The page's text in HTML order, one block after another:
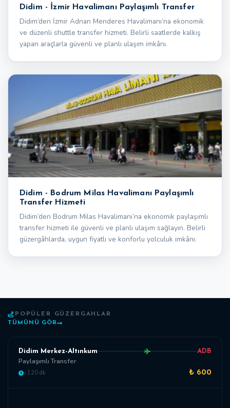
Didim - İzmir Havalimanı Paylaşımlı Transfer
Didim’den İzmir Adnan Menderes Havalimanı’na ekonomik
ve düzenli shuttle transfer hizmeti. Belirli saatlerde kalkış
yapan araçlarla güvenli ve planlı ulaşım imkânı.
Didim - Bodrum Milas Havalimanı Paylaşımlı
Transfer Hizmeti
Didim’den Bodrum Milas Havalimanı’na ekonomik paylaşımlı
transfer hizmeti ile güvenli ve planlı ulaşım sağlayın. Belirli
güzergâhlarda, uygun fiyatlı ve konforlu yolculuk imkânı.
POPÜLER GÜZERGAHLAR
TÜMÜNÜ GÖR
Didim Merkez-Altınkum ADB
Paylaşımlı Transfer
~120 dk ₺ 600